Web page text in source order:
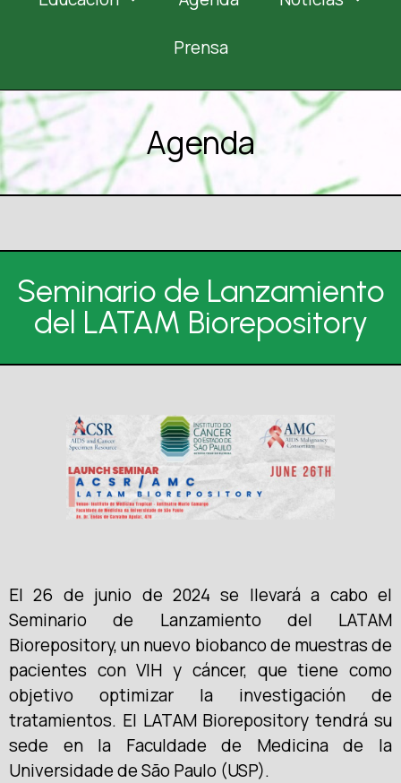
Prensa
Agenda
Seminario de Lanzamiento
del LATAM Biorepository
El 26 de junio de 2024 se llevará a cabo el
Seminario de Lanzamiento del LATAM
Biorepository, un nuevo biobanco de muestras de
pacientes con VIH y cáncer, que tiene como
objetivo optimizar la investigación de
tratamientos. El LATAM Biorepository tendrá su
sede en la Faculdade de Medicina de la
Universidade de São Paulo (USP).